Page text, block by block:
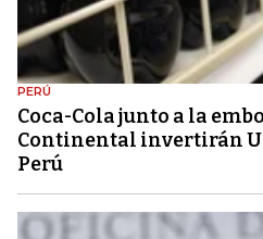
PERÚ
Coca-Cola junto a la
Continental invertirán
Perú